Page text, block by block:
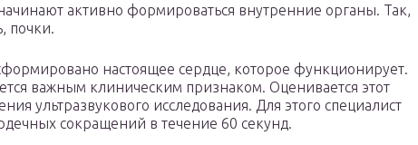
активно формироваться внутренние органы. Так,
почки.
настоящее сердце, которое функционирует.
важным клиническим признаком. Оценивается этот
ультразвукового исследования. Для этого специалист
сокращений в течение 60 секунд.